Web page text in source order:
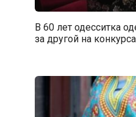
В 60 лет одесситка
за другой на